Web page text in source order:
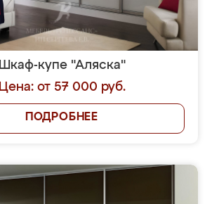
Шкаф-купе "Аляска"
Цена: от 57 000 руб.
ПОДРОБНЕЕ